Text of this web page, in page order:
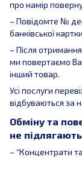
про намір
– Повідомте №
банківської
– Після
ми повертаємо
інший товар.
Усі послуги
відбуваються за
Обміну та
не підлягають
– “Концентрати